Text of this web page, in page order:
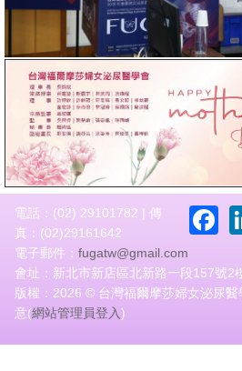
電話：(02) 29101782 | 傳
真：(02)29161642
電子郵件： fugatw@gmail.com
會址：新北市新店區北新路一段157號2
版權：2026 © 台灣福爾摩莎婦女泌尿醫
意(網站管理員登入)